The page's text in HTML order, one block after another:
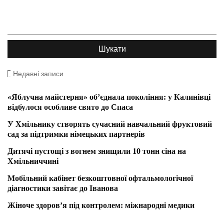
Недавні записи
«Яблучна майстерня» об’єднала покоління: у Калинівці
відбулося особливе свято до Спаса
У Хмільнику створять сучасний навчальний фруктовий
сад за підтримки німецьких партнерів
Дитячі пустощі з вогнем знищили 10 тонн сіна на
Хмільниччині
Мобільний кабінет безкоштовної офтальмологічної
діагностики завітає до Іванова
Жіноче здоров’я під контролем: міжнародні медики